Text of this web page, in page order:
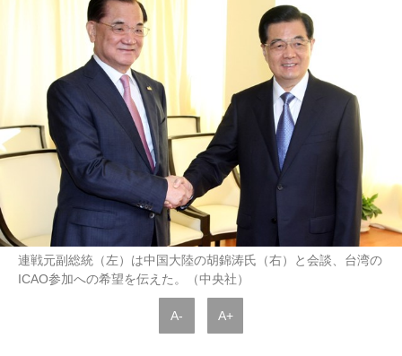
連戦元副総統（左）は中国大陸の胡錦涛氏（右）と会談、台湾の
ICAO参加への希望を伝えた。（中央社）
A- A+